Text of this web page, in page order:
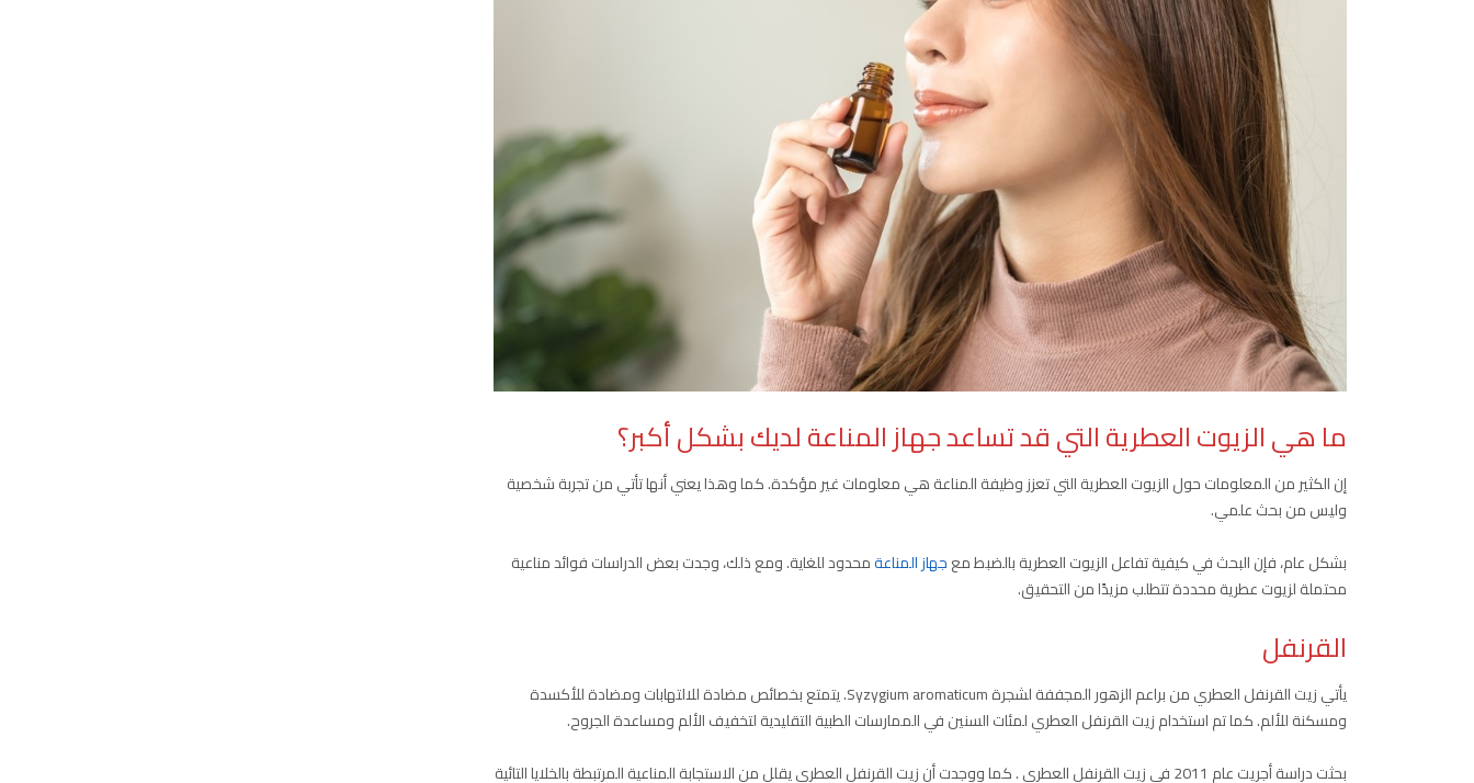
ما هي الزيوت العطرية التي قد تساعد جهاز المناعة لديك بشكل أكبر؟
إن الكثير من المعلومات حول الزيوت العطرية التي تعزز وظيفة المناعة هي معلومات غير مؤكدة. كما وهذا يعني أنها تأتي من تجربة شخصية
وليس من بحث علمي.
بشكل عام، فإن البحث في كيفية تفاعل الزيوت العطرية بالضبط معجهاز المناعةمحدود للغاية. ومع ذلك، وجدت بعض الدراسات فوائد مناعية
محتملة لزيوت عطرية محددة تتطلب مزيدًا من التحقيق.
القرنفل
يأتي زيت القرنفل العطري من براعم الزهور المجففة لشجرة Syzygium aromaticum. يتمتع بخصائص مضادة للالتهابات ومضادة للأكسدة
ومسكنة للألم. كما تم استخدام زيت القرنفل العطري لمئات السنين في الممارسات الطبية التقليدية لتخفيف الألم ومساعدة الجروح.
بحثت دراسة أجريت عام 2011 في زيت القرنفل العطري . كما ووجدت أن زيت القرنفل العطري يقلل من الاستجابة المناعية المرتبطة بالخلايا التائية